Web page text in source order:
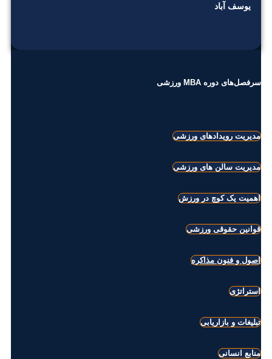
یوسف آباد
سرفصل‌های دوره MBA ورزشی
مدیریت رویدادهای ورزشی
مدیریت سالن های ورزشی
اهمیت یک کوچ در ورزش
قوانین حقوقی ورزشی
اصول و فنون مذاکره
استراتژی
تبلیغات و بازاریابی
منابع انسانی